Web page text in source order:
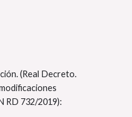
(Real Decreto.
RD 732/2019):